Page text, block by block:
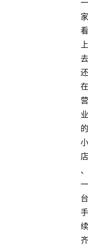
一
家
看
上
去
还
在
营
业
的
小
店
、
一
台
手
续
齐